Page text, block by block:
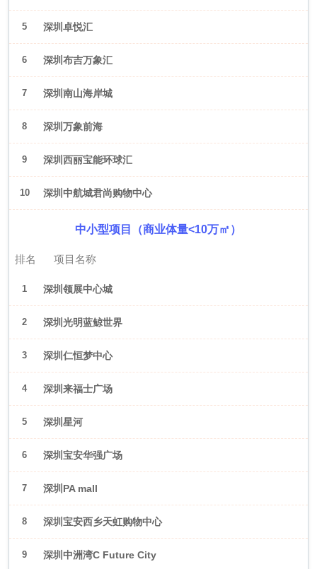
5 深圳卓悦汇
6 深圳布吉万象汇
7 深圳南山海岸城
8 深圳万象前海
9 深圳西丽宝能环球汇
10 深圳中航城君尚购物中心
中小型项目（商业体量<10万㎡）
排名 项目名称
1 深圳领展中心城
2 深圳光明蓝鲸世界
3 深圳仁恒梦中心
4 深圳来福士广场
5 深圳星河
WORLD·COCOPark
6 深圳宝安华强广场
7 深圳PA mall
8 深圳宝安西乡天虹购物中心
9 深圳中洲湾C Future City